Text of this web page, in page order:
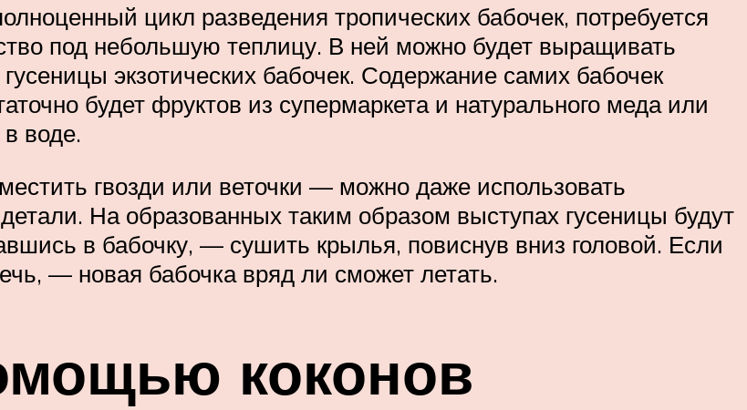
цикл разведения тропических бабочек, потребуется
под небольшую теплицу. В ней можно будет выращивать
экзотических бабочек. Содержание самих бабочек
будет фруктов из супермаркета и натурального меда или
воде.
гвозди или веточки — можно даже использовать
На образованных таким образом выступах гусеницы будут
в бабочку, — сушить крылья, повиснув вниз головой. Если
— новая бабочка вряд ли сможет летать.
коконов